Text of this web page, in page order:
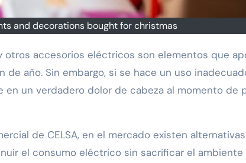
and decorations bought for christmas
año. Sin embargo, si se hace un uso
un verdadero dolor de cabeza al momento de
de CELSA, en el mercado existen
el consumo eléctrico sin sacrificar el ambiente